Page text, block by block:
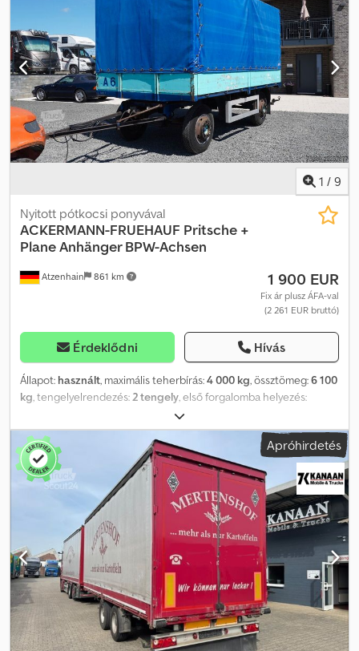
kivitelben. Magas hátsó portálajtók, kívül elhelyezett rúdzárakkal.
ThermoKing T-600-R-50 hűtőaggregáttal felszerelve. Az egység
friss karbantartáson esett át, és új hűtőközeggel töltötték fel.
Dízelüzemben -20 °C teljesítmény. Kiváló állapotban. ÚJ FESTÉS
RAL 1015 világos elefántcsontban vagy igény szerinti RAL színben.
Gyárilag új, teleszkópos, fekete kitámasztólábak. B karbantartás,
tömítettségvizsgálat, új tengelytömítés és ékszíj is jár hozzá.
Üzemóra: 568, Dízel: 32, Elektromos: 81. Belső felszereltség / raktér:
- Dedpfx Asy Sbfredxewa
1 / 9
Atzenhain 861 km
Nyitott pótkocsi ponyvával
ACKERMANN-FRUEHAUF Pritsche +
Plane Anhänger BPW-Achsen
1 900 EUR
Fix ár plusz ÁFA-val
(2 261 EUR bruttó)
Érdeklődni Hívás
Állapot: használt, maximális teherbírás:4 000 kg, össztömeg:6 100
kg, tengelyelrendezés:2 tengely, első forgalomba helyezés:
4 575 mm, rakodótér szélesség:
Gyártási év:1958, * Ackermann pótkocsi * Rakteres ponyvás
felépítmény * Gumik: lásd a képeken * BPW tengelyek *
Megengedett össztömeg: 6.100 kg * Saját tömeg: 2.100 kg *
Hasznos teherbírás: 4.000 kg * Azonnal elérhető * Az elírások
jogát fenntartjuk Dwsdpfx Adjzikhzjxsa Kérdése van? Vegye fel
velünk a kapcsolatot gyors tanácsadásért, akár közvetlenül
WhatsApp-on is: Kínálatunk: Nettó értékesítés EU-s cégek
számára érvényes adószámmal/VAT számmal, valamint harmadik
országbeli ügyfeleknek. Lízing és finanszírozás. Valamennyi
vámügyintézés lebonyolítása. Rövidtávú és export rendszámtáblák
ügyintézése. Szállítás kikötőbe. A Kleinanzeigenen feltüntetett
árak bruttó árak, már tartalmazzák a törvényes 19%-os ÁFA-t.
Apróhirdetés